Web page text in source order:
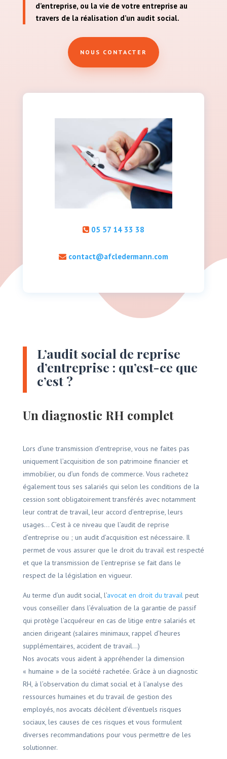
d’entreprise, ou la vie de votre entreprise au
travers de la réalisation d’un audit social.
NOUS CONTACTER
05 57 14 33 38
contact@afcledermann.com
L’audit social de reprise
d’entreprise : qu’est-ce que
c’est ?
Un diagnostic RH complet
Lors d’une transmission d’entreprise, vous ne faites pas
uniquement l’acquisition de son patrimoine financier et
immobilier, ou d’un fonds de commerce. Vous rachetez
également tous ses salariés qui selon les conditions de la
cession sont obligatoirement transférés avec notamment
leur contrat de travail, leur accord d’entreprise, leurs
usages… C’est à ce niveau que l’audit de reprise
d’entreprise ou ; un audit d’acquisition est nécessaire. Il
permet de vous assurer que le droit du travail est respecté
et que la transmission de l’entreprise se fait dans le
respect de la législation en vigueur.
Au terme d’un audit social, l’avocat en droit du travailpeut
vous conseiller dans l’évaluation de la garantie de passif
qui protège l’acquéreur en cas de litige entre salariés et
ancien dirigeant (salaires minimaux, rappel d’heures
supplémentaires, accident de travail…)
Nos avocats vous aident à appréhender la dimension
« humaine » de la société rachetée. Grâce à un diagnostic
RH, à l’observation du climat social et à l’analyse des
ressources humaines et du travail de gestion des
employés, nos avocats décèlent d’éventuels risques
sociaux, les causes de ces risques et vous formulent
diverses recommandations pour vous permettre de les
solutionner.